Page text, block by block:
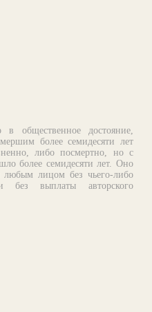
общественное достояние,
более семидесяти лет
либо посмертно, но с
более семидесяти лет. Оно
любым лицом без чьего-либо
без выплаты авторского